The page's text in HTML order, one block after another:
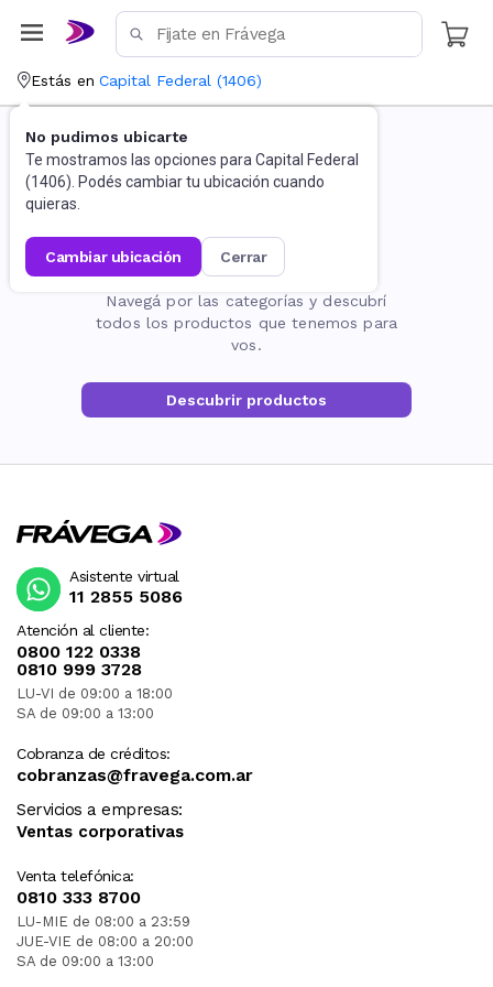
Estás en Capital Federal (1406)
No pudimos ubicarte
Te mostramos las opciones para Capital Federal
(1406). Podés cambiar tu ubicación cuando
quieras.
cambiar ubicación cerrar
La página no existe
Navegá por las categorías y descubrí
todos los productos que tenemos para
vos.
Descubrir productos
Atención al cliente:
0800 122 0338
0810 999 3728
LU-VI de 09:00 a 18:00
SA de 09:00 a 13:00
Cobranza de créditos:
cobranzas@fravega.com.ar
Servicios a empresas:
Ventas corporativas
Venta telefónica:
0810 333 8700
LU-MIE de 08:00 a 23:59
JUE-VIE de 08:00 a 20:00
SA de 09:00 a 13:00
Asistente virtual
11 2855 5086